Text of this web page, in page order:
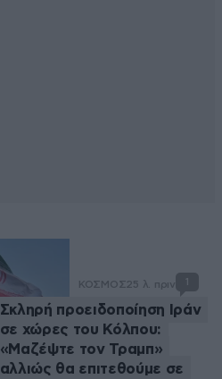
ΚΟΣΜΟΣ25 λ. πριν 1
Σκληρή προειδοποίηση Ιράν
σε χώρες του Κόλπου:
«Μαζέψτε τον Τραμπ»
αλλιώς θα επιτεθούμε σε